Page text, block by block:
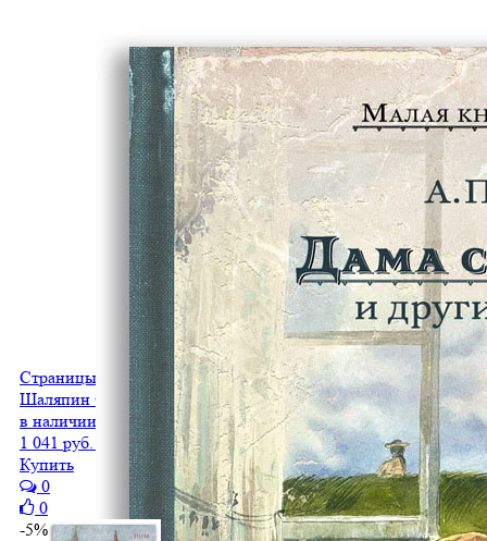
Страницы из моей жизни. Маска и душа. Воспоминания
Шаляпин Ф.И.
в наличии
1 041 руб.
989 руб.
Купить
0
0
-5%